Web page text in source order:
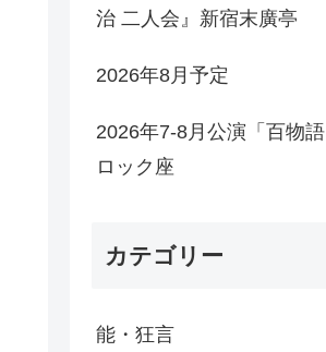
治 二人会』新宿末廣亭
2026年8月予定
2026年7-8月公演「百物
ロック座
カテゴリー
能・狂言